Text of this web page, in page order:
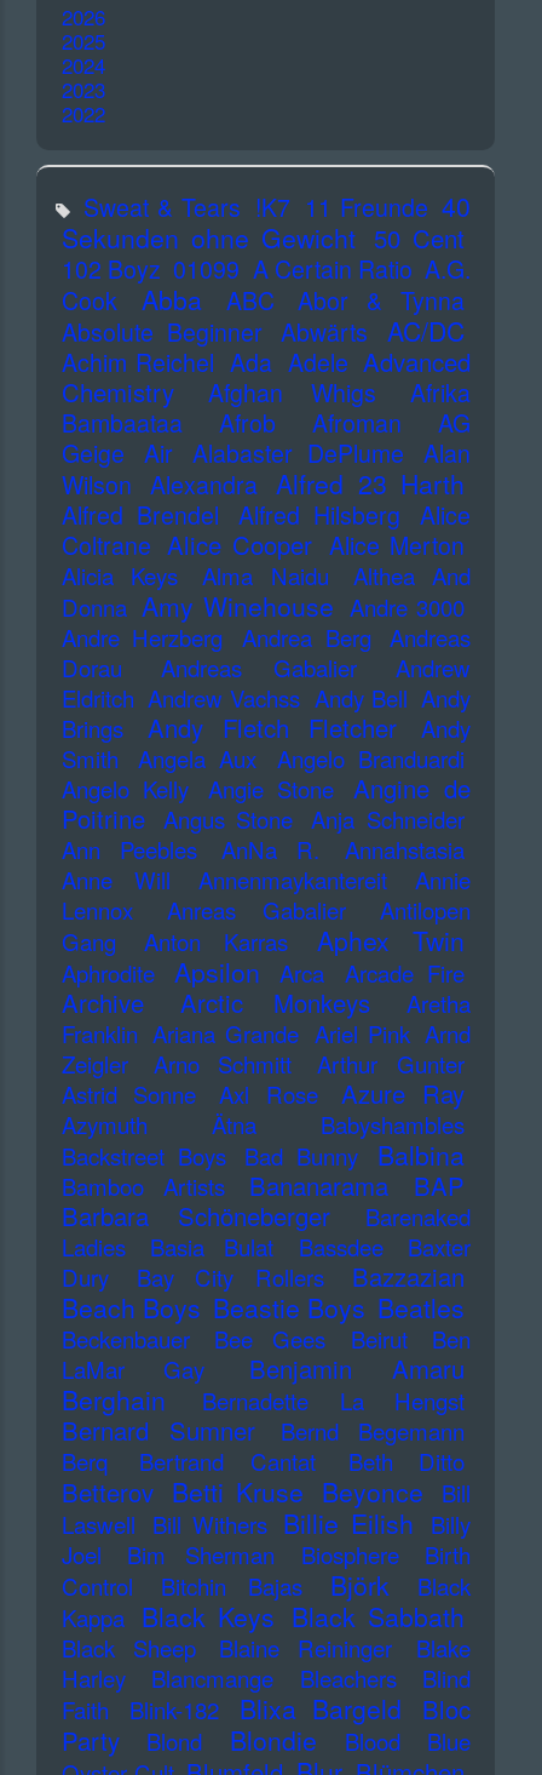
2026
2025
2024
2023
2022
Sweat & Tears !K7 11 Freunde 40
Sekunden ohne Gewicht 50 Cent
102 Boyz 01099 A Certain Ratio A.G.
Cook
Abba ABC
Abor & Tynna
Absolute Beginner Abwärts AC/DC
Achim Reichel Ada Adele Advanced
Chemistry
Afghan Whigs
Afrika
Bambaataa
Afrob Afroman
AG
Geige
Air Alabaster DePlume
Alan
Wilson Alexandra Alfred 23 Harth
Alfred Brendel Alfred Hilsberg
Alice
Coltrane Alice Cooper Alice Merton
Alicia Keys Alma Naidu
Althea And
Donna Amy Winehouse Andre 3000
Andre Herzberg
Andrea Berg
Andreas
Dorau
Andreas Gabalier
Andrew
Eldritch Andrew Vachss Andy Bell Andy
Brings
Andy Fletch Fletcher
Andy
Smith
Angela Aux
Angelo Branduardi
Angelo Kelly
Angie Stone
Angine de
Poitrine Angus Stone Anja Schneider
Ann Peebles
AnNa R.
Annahstasia
Anne Will
Annenmaykantereit
Annie
Lennox
Anreas Gabalier
Antilopen
Gang
Anton Karras Aphex Twin
Aphrodite Apsilon Arca Arcade Fire
Archive Arctic Monkeys
Aretha
Franklin Ariana Grande Ariel Pink Arnd
Zeigler
Arno Schmitt
Arthur Gunter
Astrid Sonne
Axl Rose Azure Ray
Azymuth Ätna
Babyshambles
Backstreet Boys
Bad Bunny Balbina
Bamboo Artists Bananarama
BAP
Barbara Schöneberger
Barenaked
Ladies
Basia Bulat Bassdee
Baxter
Dury
Bay City Rollers Bazzazian
Beach Boys Beastie Boys Beatles
Beckenbauer Bee Gees Beirut
Ben
LaMar Gay
Benjamin Amaru
Berghain Bernadette La Hengst
Bernard Sumner
Bernd Begemann
Berq
Bertrand Cantat Beth Ditto
Betterov Betti Kruse Beyonce
Bill
Laswell
Bill Withers Billie Eilish
Billy
Joel
Bim Sherman Biosphere
Birth
Control
Bitchin Bajas Björk
Black
Kappa Black Keys Black Sabbath
Black Sheep Blaine Reininger
Blake
Harley
Blancmange Bleachers
Blind
Faith
Blink-182 Blixa Bargeld
Bloc
Party
Blond Blondie Blood
Blue